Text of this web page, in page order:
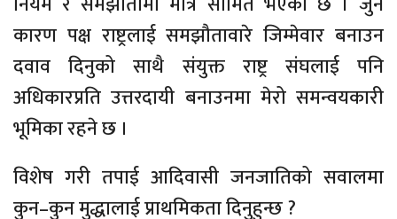
कारण पक्ष राष्ट्रलाई समझौतावारे जिम्मेवार बनाउन
दवाव दिनुको साथै संयुक्त राष्ट्र संघलाई पनि
अधिकारप्रति उत्तरदायी बनाउनमा मेरो समन्वयकारी
भूमिका रहने छ ।
विशेष गरी तपाई आदिवासी जनजातिको सवालमा
कुन–कुन मुद्धालाई प्राथमिकता दिनुहुन्छ ?